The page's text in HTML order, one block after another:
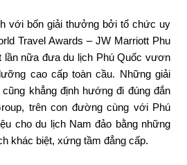
với bốn giải thưởng bởi tổ chức uy
Travel Awards – JW Marriott Phu
lần nữa đưa du lịch Phú Quốc vươn
cao cấp toàn cầu. Những giải
khẳng định hướng đi đúng đắn
trên con đường cùng với Phú
cho du lịch Nam đảo bằng những
khác biệt, xứng tầm đẳng cấp.